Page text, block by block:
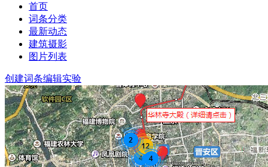
首页
词条分类
最新动态
建筑摄影
图片列表
创建词条编辑实验